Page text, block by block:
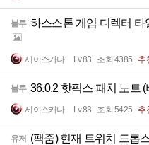
블루 하스스톤 게임 디렉터
세이스카나 Lv.83 조회 4385 추
블루 36.0.2 핫픽스 패치 노트
세이스카나 Lv.83 조회 5425 추
유저 (팩줌) 현재 트위치 드롭